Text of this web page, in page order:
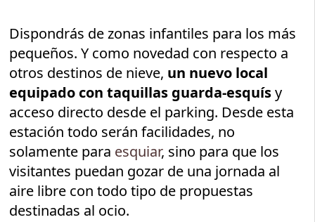
Dispondrás de zonas infantiles para los más
pequeños. Y como novedad con respecto a
otros destinos de nieve, un nuevo local
equipado con taquillas guarda-esquísy
acceso directo desde el parking. Desde esta
estación todo serán facilidades, no
solamente para esquiar, sino para que los
visitantes puedan gozar de una jornada al
aire libre con todo tipo de propuestas
destinadas al ocio.